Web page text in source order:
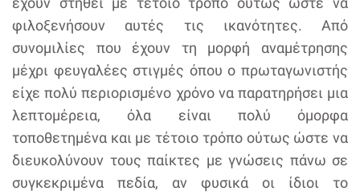
φιλοξενήσουν αυτές τις ικανότητες. Από
συνομιλίες που έχουν τη μορφή αναμέτρησης
μέχρι φευγαλέες στιγμές όπου ο πρωταγωνιστής
είχε πολύ περιορισμένο χρόνο να παρατηρήσει μια
λεπτομέρεια, όλα είναι πολύ όμορφα
τοποθετημένα και με τέτοιο τρόπο ούτως ώστε να
διευκολύνουν τους παίκτες με γνώσεις πάνω σε
συγκεκριμένα πεδία, αν φυσικά οι ίδιοι το